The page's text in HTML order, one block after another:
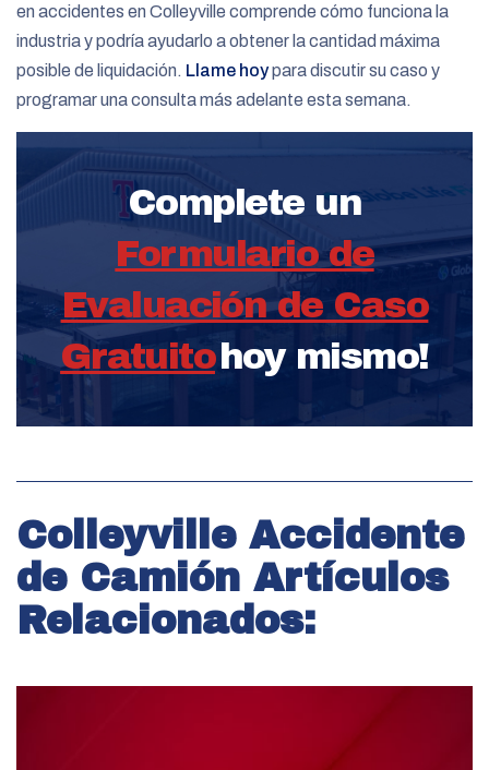
en accidentes en Colleyville comprende cómo funciona la
industria y podría ayudarlo a obtener la cantidad máxima
posible de liquidación. Llame hoypara discutir su caso y
programar una consulta más adelante esta semana.
Complete un
Formulario de
Evaluación de Caso
Gratuitohoy mismo!
Colleyville Accidente
de Camión Artículos
Relacionados: